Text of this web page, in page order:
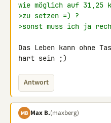
wie möglich auf 31,25
>zu setzen =) ?
>sonst muss ich ja
Das Leben kann ohne
hart sein ;)
Antwort
MB Max B.(maxberg)